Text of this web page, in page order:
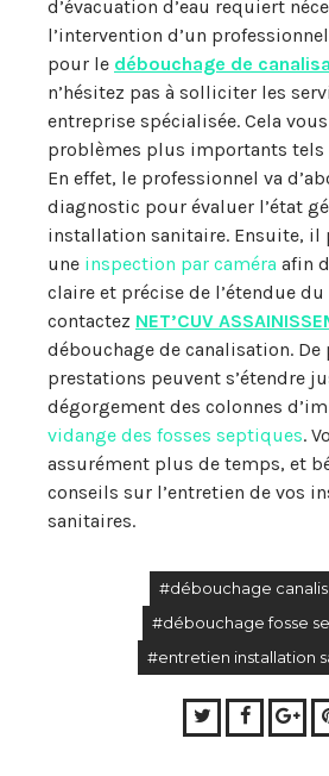
d’évacuation d’eau requiert
l’intervention d’un
pour le débouchage de
n’hésitez pas à solliciter les
entreprise spécialisée. Cela
problèmes plus importants tels
En effet, le professionnel va
diagnostic pour évaluer l’état
installation sanitaire. Ensuite, il
une inspection par caméra afin
claire et précise de l’étendue
contactez NET’CUV
débouchage de canalisation. De
prestations peuvent s’étendre
dégorgement des colonnes
vidange des fosses septiques.
assurément plus de temps, et
conseils sur l’entretien de vos
sanitaires.
#débouchage
#débouchage fosse
#entretien installation
Twitter